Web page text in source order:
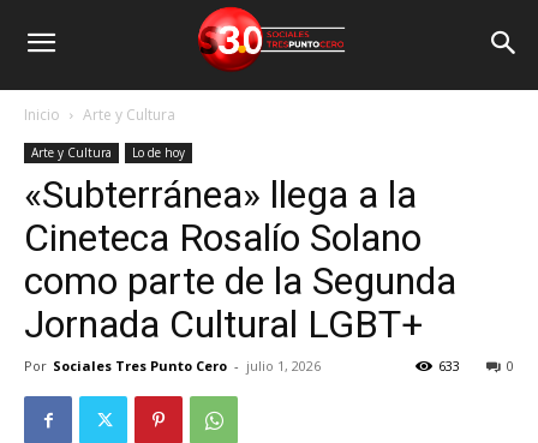
Inicio Arte y Cultura
Arte y Cultura Lo de hoy
«Subterránea» llega a la
Cineteca Rosalío Solano
como parte de la Segunda
Jornada Cultural LGBT+
Por Sociales Tres Punto Cero - julio 1, 2026 0
633